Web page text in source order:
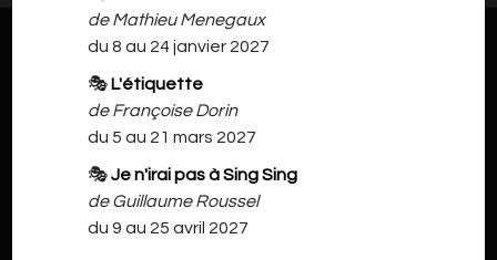
de Mathieu Menegaux
du 8 au 24 janvier 2027
🎭 L'étiquette
de Françoise Dorin
du 5 au 21 mars 2027
🎭Je n'irai pas à Sing Sing
de Guillaume Roussel
du 9 au 25 avril 2027